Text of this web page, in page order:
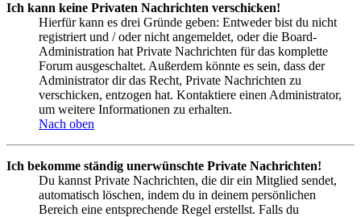
Ich kann keine Privaten Nachrichten verschicken!
Hierfür kann es drei Gründe geben: Entweder bist du nicht
registriert und / oder nicht angemeldet, oder die Board-
Administration hat Private Nachrichten für das komplette
Forum ausgeschaltet. Außerdem könnte es sein, dass der
Administrator dir das Recht, Private Nachrichten zu
verschicken, entzogen hat. Kontaktiere einen Administrator,
um weitere Informationen zu erhalten.
Nach oben
Ich bekomme ständig unerwünschte Private Nachrichten!
Du kannst Private Nachrichten, die dir ein Mitglied sendet,
automatisch löschen, indem du in deinem persönlichen
Bereich eine entsprechende Regel erstellst. Falls du